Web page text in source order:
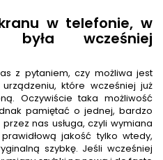
w telefonie, w
wcześniej
z pytaniem, czy możliwa jest
które wcześniej już
Oczywiście taka możliwość
pamiętać o jednej, bardzo
nas usługa, czyli wymiana
jakość tylko wtedy,
szybkę. Jeśli wcześniej